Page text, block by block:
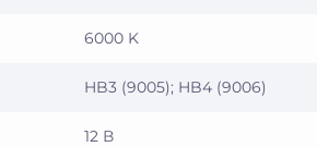
6000 K
HB3 (9005); HB4 (9006)
12 В